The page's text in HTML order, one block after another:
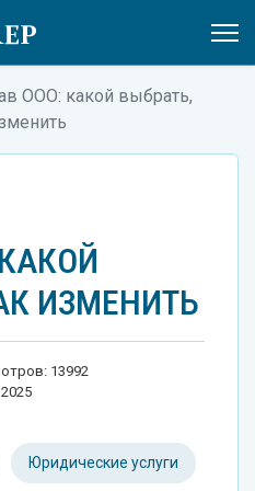
ООО: какой выбрать,
ИЗМЕНИТЬ
13992
Юридические услуги